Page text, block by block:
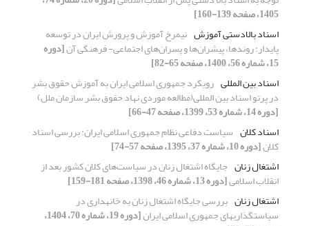
1405، صفحه 139-160]
اسناد بالادستی آموزش نیمرخ آموزش و پرورش ایران در توسعه
پایدار: روندها، پیشران‌ها و پسران‌های اجتماعی- فرهنگی آن[دوره
15، شماره 56، 1400، صفحه 65-82]
اسناد بین المللی رویکرد جمهوری اسلامی ایران به آموزش حقوق بشر
در پرتو اسناد بین المللی(مطالعه موردی نهاد حقوق بشر سازمان ملل)
[دوره 14، شماره 53، 1399، صفحه 47-66]
اسناد کلان سیاست دفاعی نظام جمهوری اسلامی ایران: بررسی اسناد
کلان[دوره 10، شماره 37، 1395، صفحه 57-74]
اشتغال زنان جایگاه اشتغال زنان در سیاست‌های کلان کشور بعد از
انقلاب اسلامی[دوره 13، شماره 46، 1398، صفحه 181-159]
اشتغال زنان بررسی جایگاه اشتغال زنان به خانه‏داری در
سیاستگذاری‏های جمهوری اسلامی ایران [دوره 19، شماره 70، 1404،